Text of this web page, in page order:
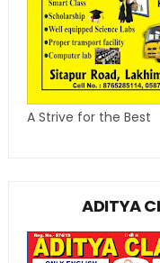
A Strive for the Best
ADITYA